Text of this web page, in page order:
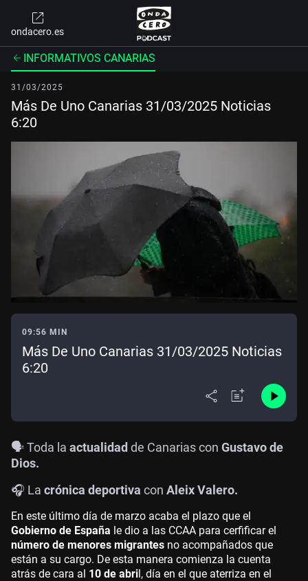
ondacero.es
INFORMATIVOS CANARIAS
31/03/2025
Más De Uno Canarias 31/03/2025 Noticias
6:20
09:56 MIN
Más De Uno Canarias 31/03/2025 Noticias
6:20
🗣️ Toda la actualidad de Canarias con Gustavo de
Dios.
🎧 La crónica deportiva con Aleix Valero.
En este último día de marzo acaba el plazo que el
Gobierno de España le dio a las CCAA para cerfificar el
número de menores migrantes no acompañados que
están a su cargo. De esta manera comienza la cuenta
atrás de cara al 10 de abril, día en el que aterriza en el